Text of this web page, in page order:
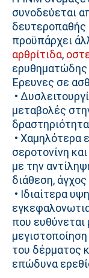
συνοδεύεται
προϋπάρχει
αρθρίτιδα,
ερυθηματώδης
Έρευνες σε
•
μεταβολές
• Χαμηλότερα
σεροτονίνη
με την
διάθεση, άγχος
• Ιδιαίτερα
που ευθύνεται
του δέρματος
επώδυνα